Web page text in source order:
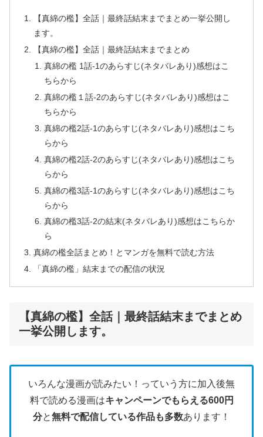
【真綿の檻】全話｜最終話結末までまとめ一挙公開し
ます。
【真綿の檻】全話｜最終話結末までまとめ
真綿の檻 1話-1のあらすじ(ネタバレあり)感想はこ
ちらから
真綿の檻１話-2のあらすじ(ネタバレあり)感想はこ
ちらから
真綿の檻2話-1のあらすじ(ネタバレあり)感想はこち
らから
真綿の檻2話-2のあらすじ(ネタバレあり)感想はこち
らから
真綿の檻3話-1のあらすじ(ネタバレあり)感想はこち
らから
真綿の檻3話-2の結末(ネタバレあり)感想はこちらか
ら
真綿の檻全話まとめ！とマンガを無料で読む方法
「真綿の檻」結末までの配信の状況
【真綿の檻】全話｜最終話結末までまとめ
一挙公開します。
いろんな漫画が読みたい！っていう方に加入後無
料で読める漫画はキャンペーンでもらえる600円
分と無料で配信している作品も多数あります！